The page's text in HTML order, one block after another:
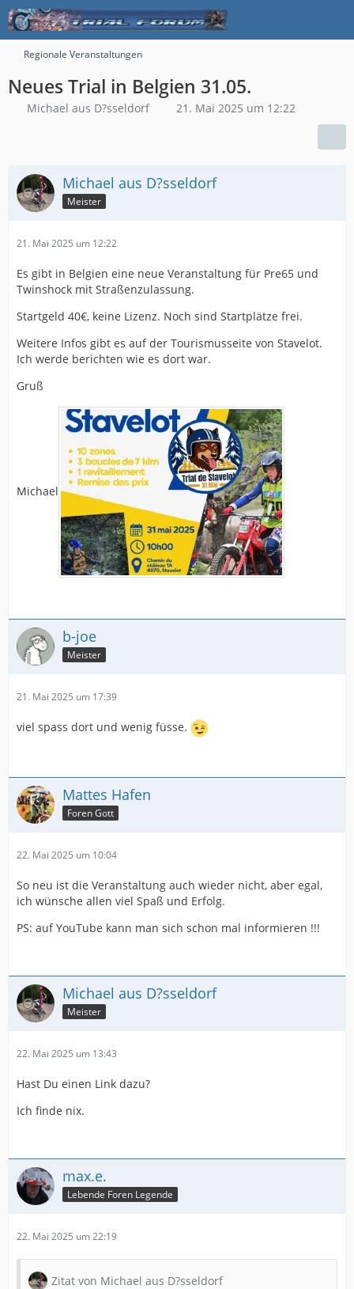
Regionale Veranstaltungen
Neues Trial in Belgien 31.05.
Michael aus D?sseldorf 21. Mai 2025 um 12:22
Michael aus D?sseldorf
Meister
21. Mai 2025 um 12:22
Es gibt in Belgien eine neue Veranstaltung für Pre65 und
Twinshock mit Straßenzulassung.
Startgeld 40€, keine Lizenz. Noch sind Startplätze frei.
Weitere Infos gibt es auf der Tourismusseite von Stavelot.
Ich werde berichten wie es dort war.
Gruß
Michael
b-joe
Meister
21. Mai 2025 um 17:39
viel spass dort und wenig füsse.
Mattes Hafen
Foren Gott
22. Mai 2025 um 10:04
So neu ist die Veranstaltung auch wieder nicht, aber egal,
ich wünsche allen viel Spaß und Erfolg.
PS: auf YouTube kann man sich schon mal informieren !!!
Michael aus D?sseldorf
Meister
22. Mai 2025 um 13:43
Hast Du einen Link dazu?
Ich finde nix.
max.e.
Lebende Foren Legende
22. Mai 2025 um 22:19
Zitat von Michael aus D?sseldorf